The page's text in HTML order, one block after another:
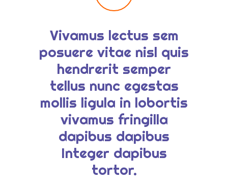
-- Çevrimiçi Atölyeler
Paketler
Blog
İletişim
Ücretsiz Demo
Yönetim Paneli
Vivamus lectus sem
posuere vitae nisl quis
hendrerit semper
tellus nunc egestas
mollis ligula in lobortis
vivamus fringilla
dapibus dapibus
Integer dapibus
tortor.